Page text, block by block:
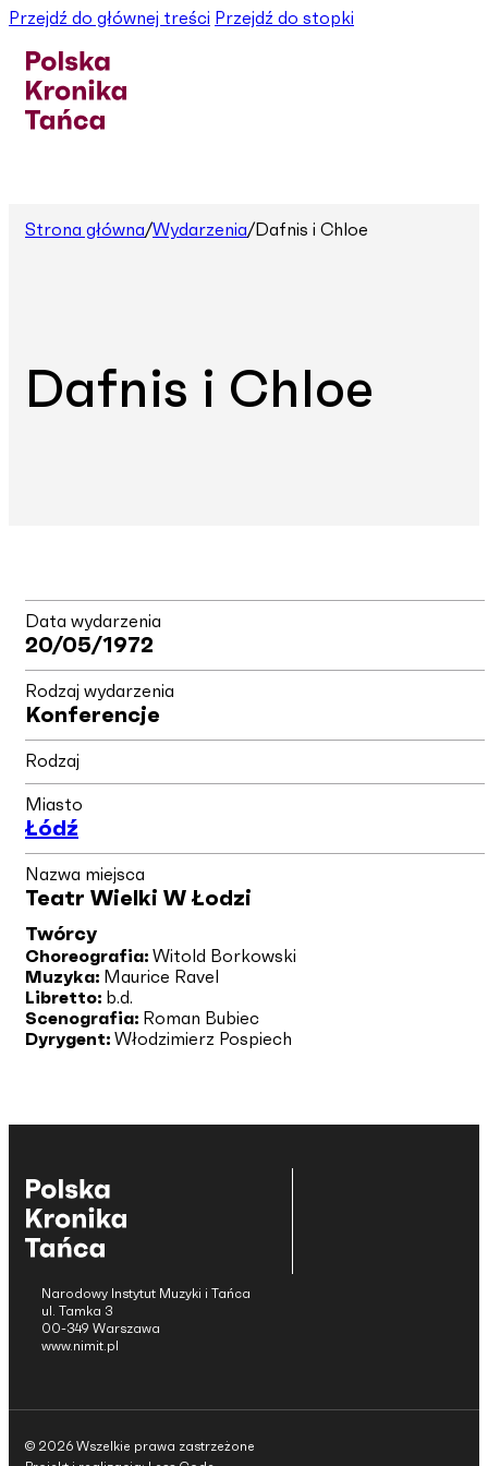
Przejdź do głównej treści Przejdź do stopki
Strona główna/Wydarzenia/Dafnis i Chloe
Dafnis i Chloe
Data wydarzenia
20/05/1972
Rodzaj wydarzenia
Konferencje
Rodzaj
Miasto
Łódź
Nazwa miejsca
Teatr Wielki W Łodzi
Twórcy
Choreografia: Witold Borkowski
Muzyka: Maurice Ravel
Libretto: b.d.
Scenografia: Roman Bubiec
Dyrygent: Włodzimierz Pospiech
Narodowy Instytut Muzyki i Tańca
ul. Tamka 3
00-349 Warszawa
www.nimit.pl
© 2026 Wszelkie prawa zastrzeżone